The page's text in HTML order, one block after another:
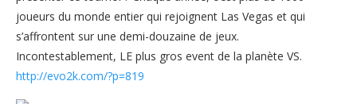
joueurs du monde entier qui rejoignent Las Vegas et qui
s’affrontent sur une demi-douzaine de jeux.
Incontestablement, LE plus gros event de la planète VS.
http://evo2k.com/?p=819